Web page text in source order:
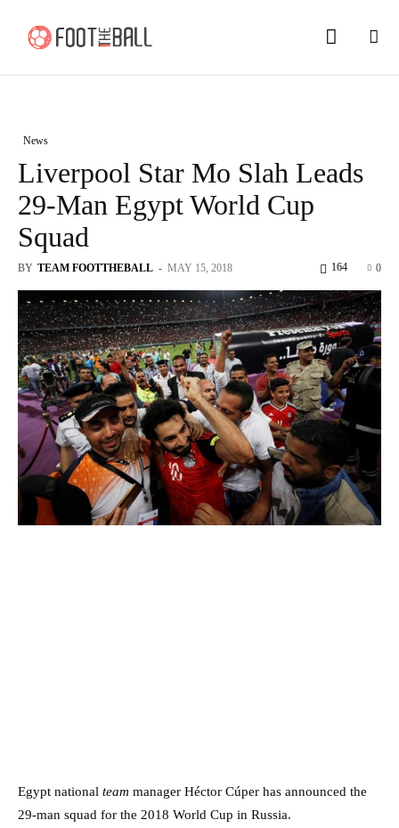
News
Liverpool Star Mo Slah Leads
29-Man Egypt World Cup
Squad
BY TEAM FOOTTHEBALL - MAY 15, 2018 0
164
Egypt national team manager Héctor Cúper has announced the
29-man squad for the 2018 World Cup in Russia.